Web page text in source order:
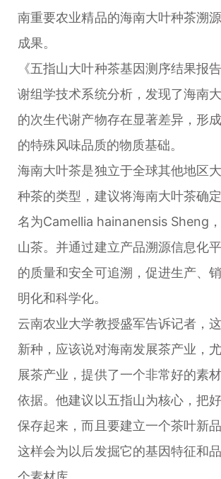
南重要农业精品的海南大叶种茶溯
成果。
《五指山大叶种茶基因测序结果报
谢组学技术系统分析，发现了海南
的次生代谢产物存在显著差异，形
的特殊风味品质的物质基础。
海南大叶茶是独立于全球其他地区
种茶的类型，建议将海南大叶茶确
名为Camellia hainanensis Sheng
山茶。并通过建立产品溯源信息化
的质量和安全可追溯，促进生产、
明化和科学化。
云南农业大学教授盛军告诉记者，
新种，应该说对海南发展茶产业，
展茶产业，提供了一个非常好的素
依据。他建议以五指山为核心，把
保存起来，而且要建立一个茶叶新
这样会为以后发掘它的基因特征和